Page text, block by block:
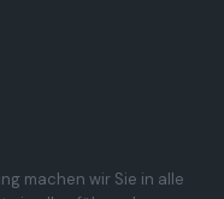
machen wir Sie in alle